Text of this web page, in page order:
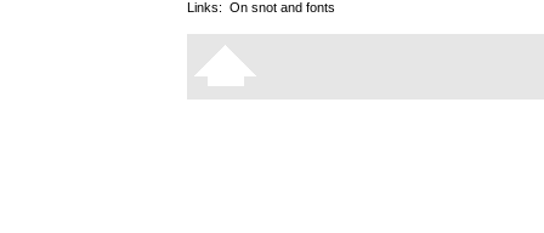
Links: On snot and fonts